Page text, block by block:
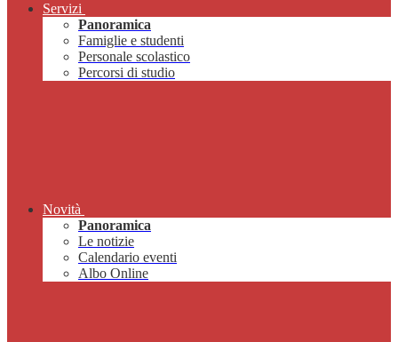
Servizi
Panoramica
Famiglie e studenti
Personale scolastico
Percorsi di studio
Novità
Panoramica
Le notizie
Calendario eventi
Albo Online